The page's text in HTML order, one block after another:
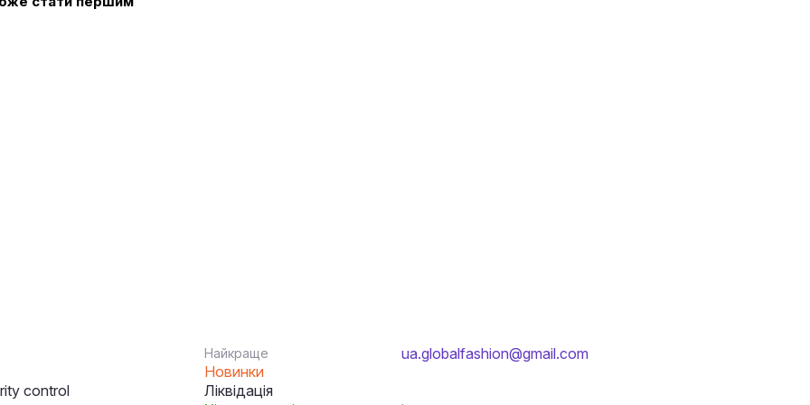
control
Найкраще
Новинки
Ліквідація
ua.globalfashion@gmail.com